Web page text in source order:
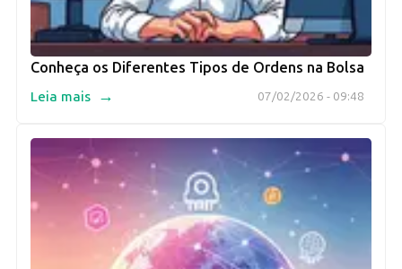
Conheça os Diferentes Tipos de Ordens na Bolsa
07/02/2026 - 09:48
Leia mais →